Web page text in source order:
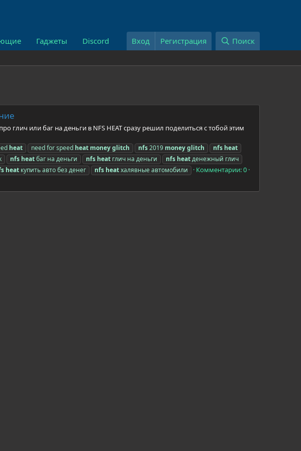
Гаджеты Discord Вход Регистрация Поиск
глич или баг на деньги в NFS HEAT сразу решил поделиться с тобой этим
heat need for speed heat moneyglitch nfs2019 moneyglitch nfs heat
nfs heatбаг на деньги nfs heat глич на деньги nfs heatденежный глич
heat купить авто без денег nfs heatхалявные автомобили
Комментарии: 0